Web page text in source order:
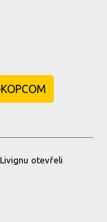
otevřeli